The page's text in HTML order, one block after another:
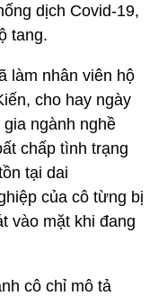
dịch Covid-19,
tang.
làm nhân viên hộ
cho hay ngày
ngành nghề
chấp tình trạng
tại dai
của cô từng bị
vào mặt khi đang
cô chỉ mô tả